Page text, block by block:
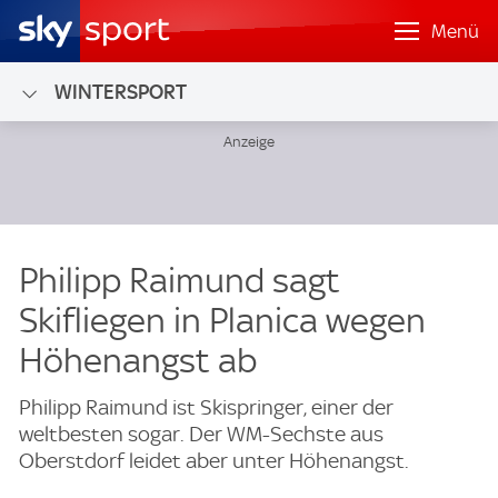
Menü
WINTERSPORT
Philipp Raimund sagt
Skifliegen in Planica wegen
Höhenangst ab
Philipp Raimund ist Skispringer, einer der
weltbesten sogar. Der WM-Sechste aus
Oberstdorf leidet aber unter Höhenangst.